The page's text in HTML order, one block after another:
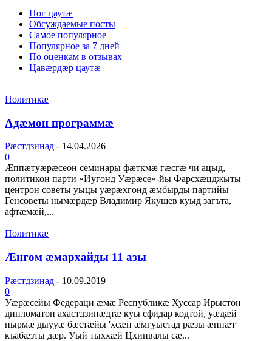
Ног цаутæ
Обсуждаемые посты
Самое популярное
Популярное за 7 дней
По оценкам в отзывах
Цавæрдæр цаутæ
Политикæ
Адæмон программæ
Рæстдзинад - 14.04.2026
0
Æппæтуæрæсеон семинары фæткмæ гæсгæ чи ацыд,
политикон парти «Иугонд Уæрæсе»-йы Фарсхæцджыты
центрон советы уыцы уæрæхгонд æмбырды партийы
Генсоветы нымæрдæр Владимир Якушев куыд загъта,
афтæмæй,...
Политикæ
Ӕнгом ӕмархайды 11 азы
Рæстдзинад - 10.09.2019
0
Уӕрӕсейы Федераци ӕмӕ Республикӕ Хуссар Ирыстон
дипломатон ахастдзинӕдтӕ куы сфидар кодтой, уӕдӕй
нырмӕ дыууӕ бӕстӕйы 'хсӕн ӕмгуыстад рӕзы ӕппӕт
къабӕзты дӕр. Уый тыххӕй Цхинвалы сӕ...